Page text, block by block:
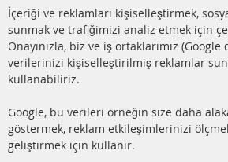
info@contra-automotive.de
facebook
instagram
HIZLI LİNKLER
(DPF)
DİZEL PARTİKÜL FİLTRESİ
İçeriği ve reklamları kişiselleştirmek,
sunmak ve trafiğimizi analiz etmek için
Onayınızla, biz ve iş ortaklarımız
verilerinizi kişiselleştirilmiş reklamlar
kullanabiliriz.
Google, bu verileri örneğin size daha
göstermek, reklam etkileşimlerinizi
geliştirmek için kullanır.